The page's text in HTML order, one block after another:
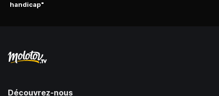
handicap"
Découvrez-nous